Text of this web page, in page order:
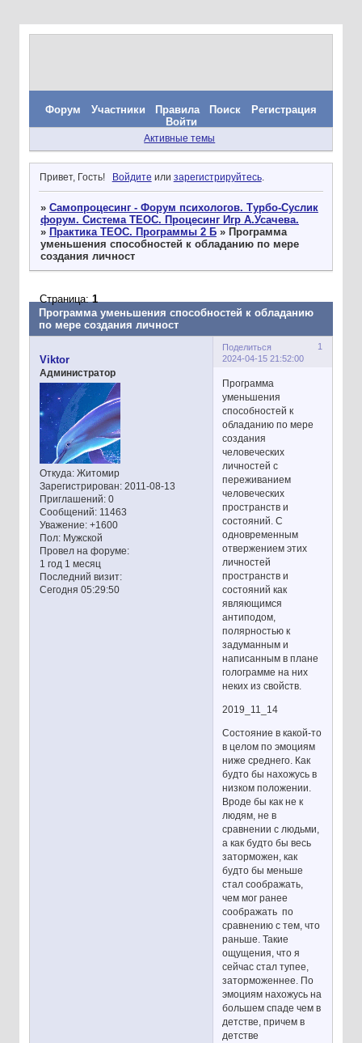
Форум Участники Правила Поиск
Регистрация
Войти
Активные темы
Привет, Гость! Войдите или зарегистрируйтесь.
» Самопроцесинг - Форум психологов. Турбо-Суслик
форум. Система ТЕОС. Процесинг Игр А.Усачева.
» Практика ТЕОС. Программы 2 Б » Программа
уменьшения способностей к обладанию по мере
создания личност
Программа уменьшения способностей к обладанию
по мере создания личност
Страница:1
Поделиться
1
2024-04-15 21:52:00
Viktor
Администратор
Откуда:Житомир
Зарегистрирован: 2011-08-13
Приглашений:0
Сообщений:11463
Уважение: +1600
Пол:Мужской
Провел на форуме:
1 год 1 месяц
Последний визит:
Сегодня 05:29:50
Программа
уменьшения
способностей к
обладанию по мере
создания
человеческих
личностей с
переживанием
человеческих
пространств и
состояний. С
одновременным
отвержением этих
личностей
пространств и
состояний как
являющимся
антиподом,
полярностью к
задуманным и
написанным в плане
голограмме на них
неких из свойств.
2019_11_14
Состояние в какой-то
в целом по эмоциям
ниже среднего. Как
будто бы нахожусь в
низком положении.
Вроде бы как не к
людям, не в
сравнении с людьми,
а как будто бы весь
заторможен, как
будто бы меньше
стал соображать,
чем мог ранее
соображать по
сравнению с тем, что
раньше. Такие
ощущения, что я
сейчас стал тупее,
заторможеннее. По
эмоциям нахожусь на
большем спаде чем в
детстве, причем в
детстве